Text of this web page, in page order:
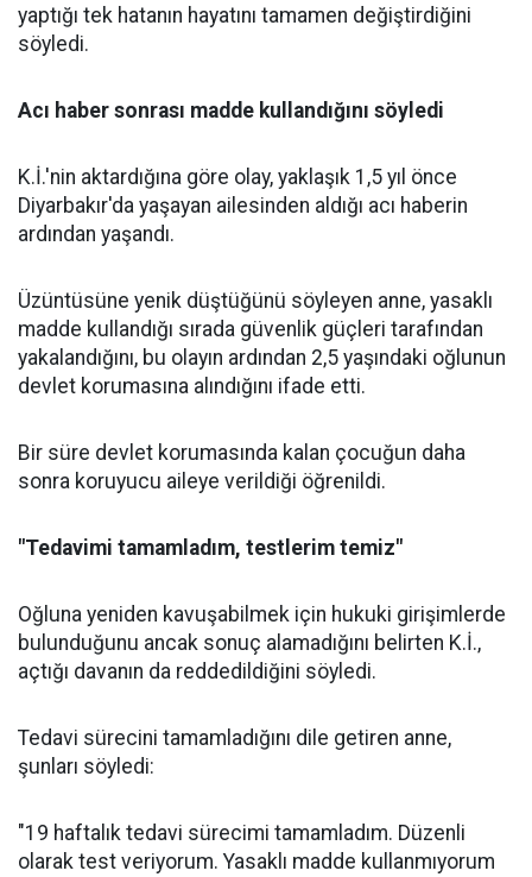
yaptığı tek hatanın hayatını tamamen değiştirdiğini
söyledi.
Acı haber sonrası madde kullandığını söyledi
K.İ.'nin aktardığına göre olay, yaklaşık 1,5 yıl önce
Diyarbakır'da yaşayan ailesinden aldığı acı haberin
ardından yaşandı.
Üzüntüsüne yenik düştüğünü söyleyen anne, yasaklı
madde kullandığı sırada güvenlik güçleri tarafından
yakalandığını, bu olayın ardından 2,5 yaşındaki oğlunun
devlet korumasına alındığını ifade etti.
Bir süre devlet korumasında kalan çocuğun daha
sonra koruyucu aileye verildiği öğrenildi.
"Tedavimi tamamladım, testlerim temiz"
Oğluna yeniden kavuşabilmek için hukuki girişimlerde
bulunduğunu ancak sonuç alamadığını belirten K.İ.,
açtığı davanın da reddedildiğini söyledi.
Tedavi sürecini tamamladığını dile getiren anne,
şunları söyledi:
"19 haftalık tedavi sürecimi tamamladım. Düzenli
olarak test veriyorum. Yasaklı madde kullanmıyorum